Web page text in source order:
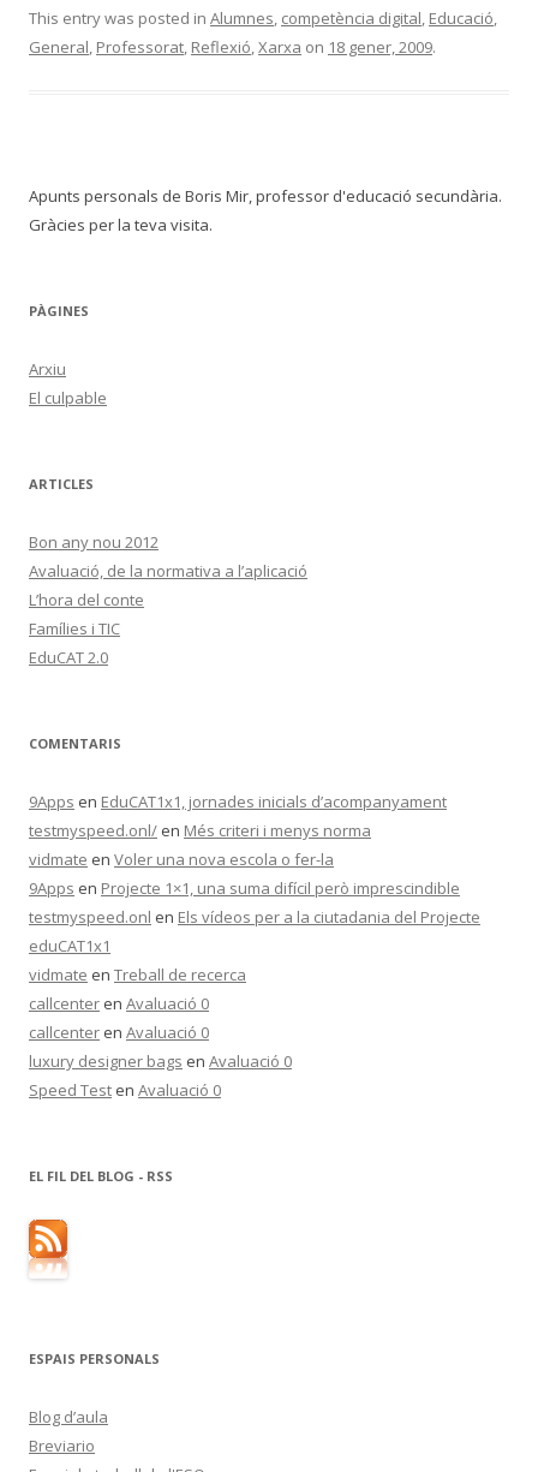
e
b
k
itt
er
m
p
ix
This entry was posted in Alumnes, competència digital, Educació,
General, Professorat, Reflexió,Xarxa on 18 gener, 2009.
Apunts personals de Boris Mir, professor d'educació secundària.
Gràcies per la teva visita.
PÀGINES
Arxiu
El culpable
ARTICLES
Bon any nou 2012
Avaluació, de la normativa a l’aplicació
L’hora del conte
Famílies i TIC
EduCAT 2.0
COMENTARIS
9Apps en EduCAT1x1, jornades inicials d’acompanyament
testmyspeed.onl/ en Més criteri i menys norma
vidmate en Voler una nova escola o fer-la
9Apps en Projecte 1×1, una suma difícil però imprescindible
testmyspeed.onl en Els vídeos per a la ciutadania del Projecte
eduCAT1x1
vidmate en Treball de recerca
callcenter en Avaluació 0
callcenter en Avaluació 0
luxury designer bags en Avaluació 0
Speed Test en Avaluació 0
EL FIL DEL BLOG - RSS
ESPAIS PERSONALS
Blog d’aula
Breviario